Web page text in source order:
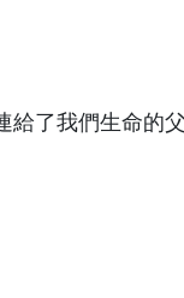
給了我們生命的